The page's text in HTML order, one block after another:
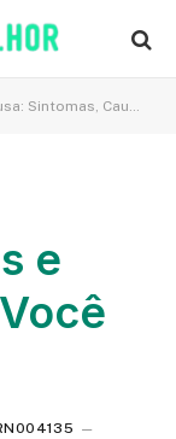
e Tratamento que Você Deve Conhecer
e